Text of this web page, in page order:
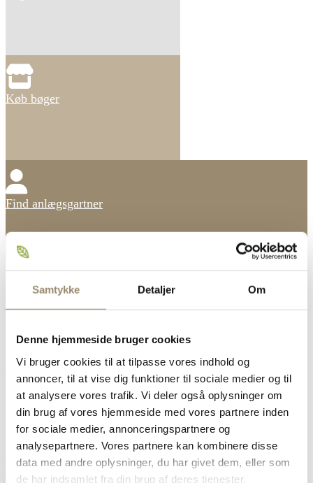
Samtykke Detaljer Om
Denne hjemmeside bruger cookies
Vi bruger cookies til at tilpasse vores indhold og
annoncer, til at vise dig funktioner til sociale medier og til
at analysere vores trafik. Vi deler også oplysninger om
din brug af vores hjemmeside med vores partnere inden
for sociale medier, annonceringspartnere og
analysepartnere. Vores partnere kan kombinere disse
data med andre oplysninger, du har givet dem, eller som
de har indsamlet fra din brug af deres tjenester.
Køb bøger
Find anlægsgartner
Kvalitetsstempel og
garantiordning
Et medlemskab af Danske Anlægsgartnere er et kvalitetsstempel.
Kunderne forbinder foreningens logo og navn med kvalitet. Derfor
kan man ikke blive medlem uden videre.
Som medlem er du omfattet af foreningens fælles
garantiordning,Håndværkergaranti, der understøtter et tillidsfuldt
forhold til de mindre private kunder.
Garantiordningen medfører en forpligtigelse til at levere
håndværksmæssigt korrekt arbejde og yde god service over for